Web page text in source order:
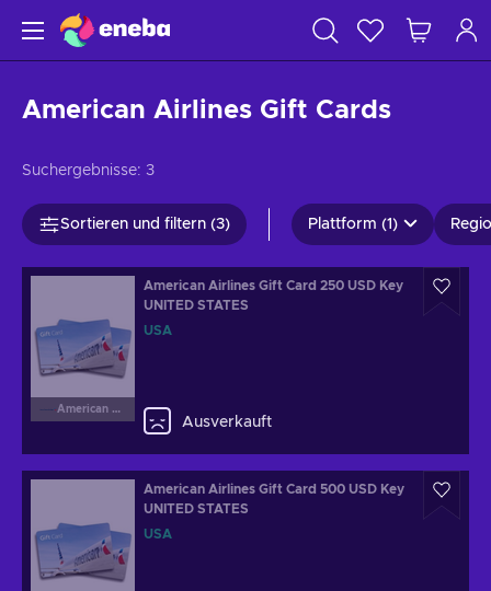
American Airlines Gift Cards
Suchergebnisse: 3
Sortieren und filtern (3) Plattform (1)
American Airlines
American Airlines Gift Card 250 USD Key
UNITED STATES
USA
Ausverkauft
American Airlines Gift Card 500 USD Key
UNITED STATES
USA